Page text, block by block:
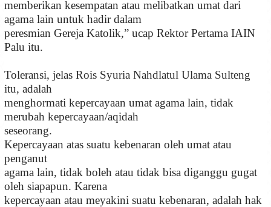
memberikan kesempatan atau melibatkan umat dari
agama lain untuk hadir dalam
peresmian Gereja Katolik,” ucap Rektor Pertama IAIN
Palu itu.
Toleransi, jelas Rois Syuria Nahdlatul Ulama Sulteng
itu, adalah
menghormati kepercayaan umat agama lain, tidak
merubah kepercayaan/aqidah
seseorang.
Kepercayaan atas suatu kebenaran oleh umat atau
penganut
agama lain, tidak boleh atau tidak bisa diganggu gugat
oleh siapapun. Karena
kepercayaan atau meyakini suatu kebenaran, adalah hak